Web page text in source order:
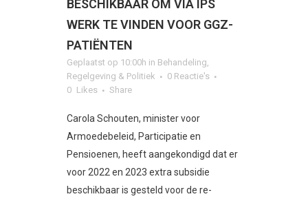
BESCHIKBAAR OM VIA IPS
WERK TE VINDEN VOOR GGZ-
PATIËNTEN
Geplaatst op 10:00h in Behandeling
Regelgeving & Politiek
0 Reactie's
0 Likes Share
Carola Schouten, minister voor
Armoedebeleid, Participatie en
Pensioenen, heeft aangekondigd dat er
voor 2022 en 2023 extra subsidie
beschikbaar is gesteld voor de re-